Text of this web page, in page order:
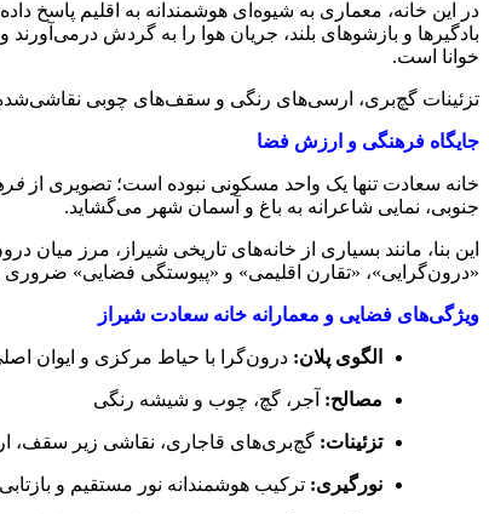
در این خانه، معماری به شیوه‌ای هوشمندانه به اقلیم پاسخ
بادگیرها و بازشوهای بلند، جریان هوا را به گردش
خوانا است.
تزئینات گچ‌بری، ارسی‌های رنگی و سقف‌های چوبی نقاشی‌شده
جایگاه فرهنگی و ارزش فضا
خانه سعادت تنها یک واحد مسکونی نبوده است؛ تصویری از
جنوبی، نمایی شاعرانه به باغ و آسمان شهر می‌گشاید.
این بنا، مانند بسیاری از خانه‌های تاریخی شیراز، مرز
«درون‌گرایی»، «تقارن اقلیمی» و «پیوستگی فضایی»
ویژگی‌های فضایی و معمارانه خانه سعادت شیراز
الگوی پلان: درون‌گرا با حیاط مرکزی و ایوان
مصالح: آجر، گچ، چوب و شیشه رنگی
تزئینات: گچ‌بری‌های قاجاری، نقاشی زیر سقف،
نورگیری: ترکیب هوشمندانه نور مستقیم و